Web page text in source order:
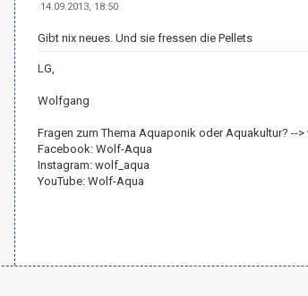
14.09.2013, 18:50
Gibt nix neues. Und sie fressen die Pellets
LG,
Wolfgang
Fragen zum Thema Aquaponik oder Aquakultur? --
Facebook: Wolf-Aqua
Instagram: wolf_aqua
YouTube: Wolf-Aqua